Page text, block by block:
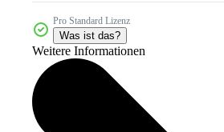
Pro Standard Lizenz
Was ist das?
Weitere Informationen